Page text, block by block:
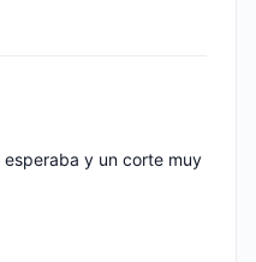
y un corte muy